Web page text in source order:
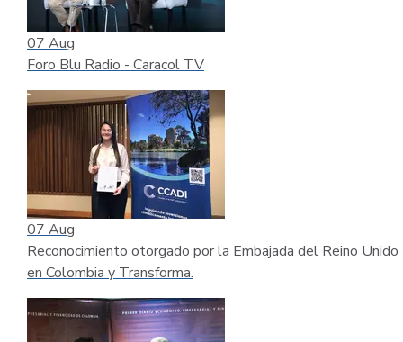
07 Aug
Foro Blu Radio - Caracol TV
07 Aug
Reconocimiento otorgado por la Embajada del Reino Unido
en Colombia y Transforma.